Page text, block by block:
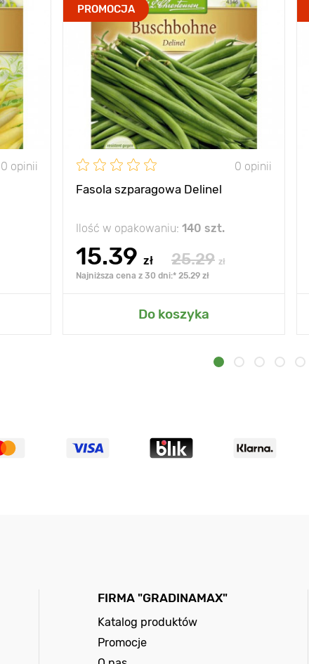
0 opinii
PROMOCJA
0 opinii
Fasola szparagowa Delinel
Ilość w opakowaniu: 140 szt.
15.39 zł 25.29 zł
Najniższa cena z 30 dni:* 25.29 zł
Do koszyka
FIRMA "GRADINAMAX"
Katalog produktów
Promocje